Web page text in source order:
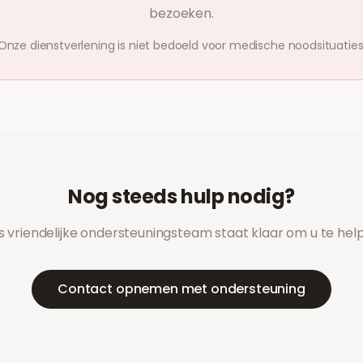
bezoeken.
dienstverlening is niet bedoeld voor medische
Nog steeds hulp nodig?
vriendelijke ondersteuningsteam staat klaar om u te
Contact opnemen met ondersteuning